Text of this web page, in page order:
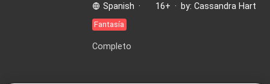
Spanish · 16+ · by: Cassandra Hart
Fantasía
Completo